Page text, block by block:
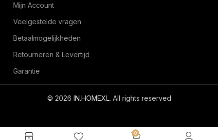
Mijn Account
Veelgestelde vragen
Betaalmogelijkheden
Retourneren & Levertijd
Garantie
© 2026 IN.HOMEXL. All rights reserved
0